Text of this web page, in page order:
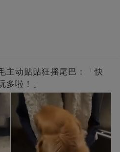
主动贴贴狂摇尾巴：「快
多啦！」